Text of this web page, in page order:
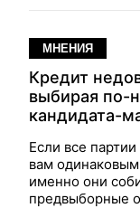
МНЕНИЯ
Кредит
выбирая по-
кандидата-
Если все
вам
именно они
предвыборные